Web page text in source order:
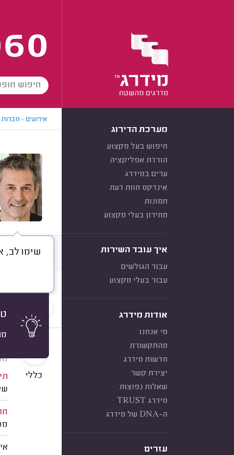
מערכת הדירוג
חיפוש בעל מקצוע
הורדת אפליקציה
ערים במידרג
אינדקס חוות דעת
תמונות
מחירון בעלי מקצוע
איך עובד השירות
עבור הגולשים
עבור בעלי מקצוע
אודות מידרג
מי אנחנו
מהתקשורת
חדשות מידרג
יצירת קשר
שאלות נפוצות
מידרג TRUST
ה-DNA של מידרג
עזרים
אירועים> חברות
שימו לב,
דברו
10
כללי